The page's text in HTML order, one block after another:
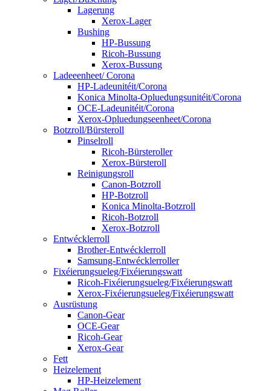
Lagerung
Xerox-Lager
Bushing
HP-Bussung
Ricoh-Bussung
Xerox-Bussung
Ladeeenheet/ Corona
HP-Ladeunitéit/Corona
Konica Minolta-Opluedungsunitéit/Corona
OCE-Ladeunitéit/Corona
Xerox-Opluedungseenheet/Corona
Botzroll/Bürsteroll
Pinselroll
Ricoh-Bürsteroller
Xerox-Bürsteroll
Reinigungsroll
Canon-Botzroll
HP-Botzroll
Konica Minolta-Botzroll
Ricoh-Botzroll
Xerox-Botzroll
Entwécklerroll
Brother-Entwécklerroll
Samsung-Entwécklerroller
Fixéierungsueleg/Fixéierungswatt
Ricoh-Fixéierungsueleg/Fixéierungswatt
Xerox-Fixéierungsueleg/Fixéierungswatt
Ausrüstung
Canon-Gear
OCE-Gear
Ricoh-Gear
Xerox-Gear
Fett
Heizelement
HP-Heizelement